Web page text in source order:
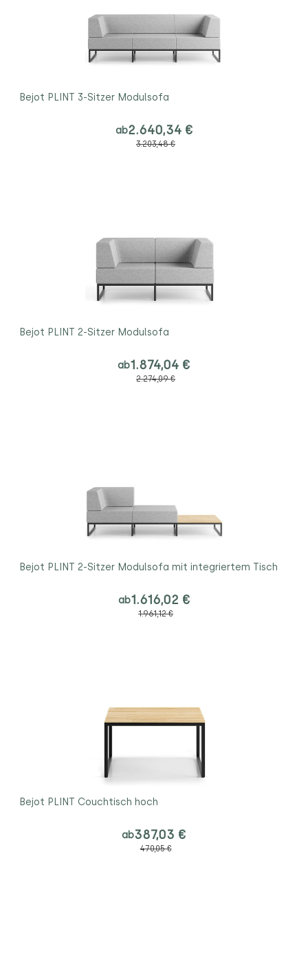
Bejot PLINT 3-Sitzer Modulsofa
ab2.640,34 €
3.203,48 €
Bejot PLINT 2-Sitzer Modulsofa
ab1.874,04 €
2.274,09 €
Bejot PLINT 2-Sitzer Modulsofa mit integriertem Tisch
ab1.616,02 €
1.961,12 €
Bejot PLINT Couchtisch hoch
ab387,03 €
470,05 €